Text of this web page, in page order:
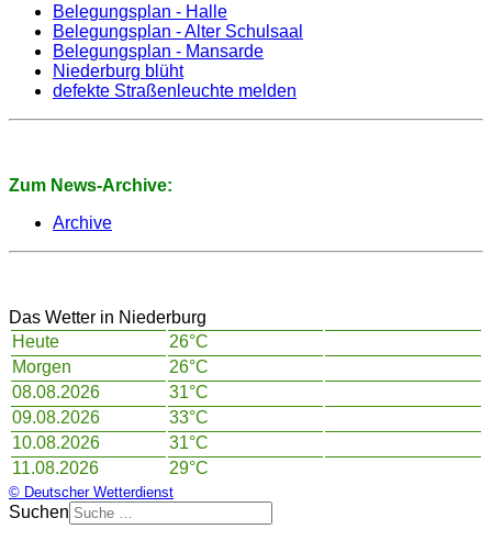
Belegungsplan - Halle
Belegungsplan - Alter Schulsaal
Belegungsplan - Mansarde
Niederburg blüht
defekte Straßenleuchte melden
Zum News-Archive:
Archive
Das Wetter in Niederburg
Heute
26°C
Morgen
26°C
08.08.2026
31°C
09.08.2026
33°C
10.08.2026
31°C
11.08.2026
29°C
© Deutscher Wetterdienst
Suchen